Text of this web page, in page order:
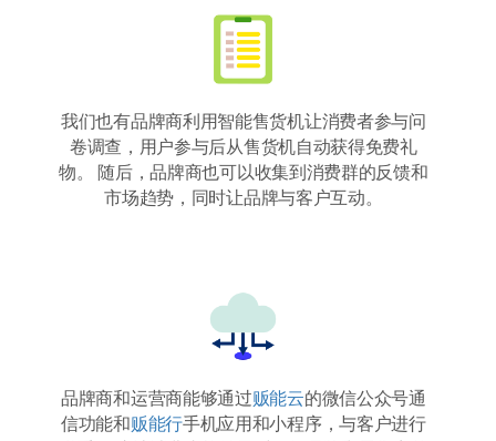
我们也有品牌商利用智能售货机让消费者参与问
卷调查，用户参与后从售货机自动获得免费礼
物。 随后，品牌商也可以收集到消费群的反馈和
市场趋势，同时让品牌与客户互动。
品牌商和运营商能够通过贩能云的微信公众号通
信功能和贩能行手机应用和小程序，与客户进行